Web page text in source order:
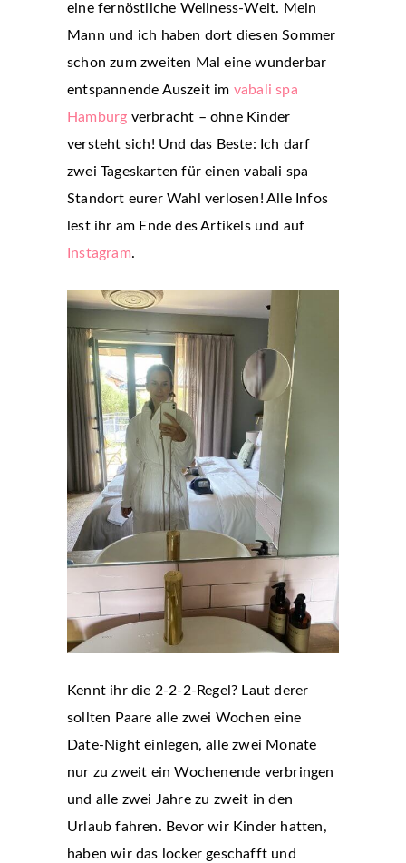
eine fernöstliche Wellness-Welt. Mein
Mann und ich haben dort diesen Sommer
schon zum zweiten Mal eine wunderbar
entspannende Auszeit im vabali spa
Hamburg verbracht – ohne Kinder
versteht sich! Und das Beste: Ich darf
zwei Tageskarten für einen vabali spa
Standort eurer Wahl verlosen! Alle Infos
lest ihr am Ende des Artikels und auf
Instagram.
Kennt ihr die 2-2-2-Regel? Laut derer
sollten Paare alle zwei Wochen eine
Date-Night einlegen, alle zwei Monate
nur zu zweit ein Wochenende verbringen
und alle zwei Jahre zu zweit in den
Urlaub fahren. Bevor wir Kinder hatten,
haben wir das locker geschafft und